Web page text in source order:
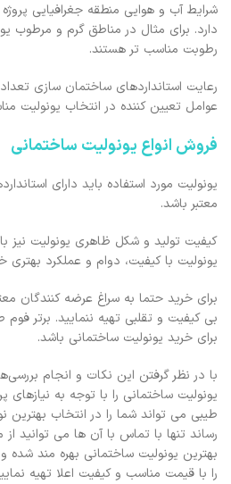
شرایط آب و هوایی منطقه جغرافیایی
دارد. برای مثال در مناطق گرم و مرطوب
رطوبت مناسب ‌تر هستند.
رعایت استانداردهای ساختمان ‌سازی
عوامل تعیین ‌کننده در انتخاب یونولیت
فروش انواع یونولیت ساختمانی
یونولیت مورد استفاده باید دارای
معتبر باشد.
کیفیت تولید و شکل ظاهری یونولیت نیز
یونولیت با کیفیت، دوام و عملکرد
برای خرید حتما به سراغ عرضه کنندگان
بی کیفیت و تقلبی تهیه ننمایید. برتر فوم
برای خرید یونولیت ساختمانی باشد.
با در نظر گرفتن این نکات و انجام
یونولیت ساختمانی را با توجه به نیازهای
طیبی می تواند شما را در انتخاب بهترین
رساند تنها با تماس با آن ها می توانید
بهترین یونولیت ساختمانی بهره مند
را با قیمت مناسب و کیفیت اعلا تهیه